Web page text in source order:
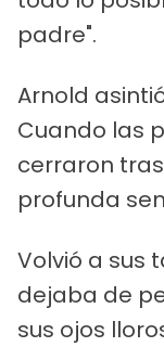
padre".
Arnold
Cuando las
cerraron
profunda
Volvió a sus
dejaba de
sus ojos